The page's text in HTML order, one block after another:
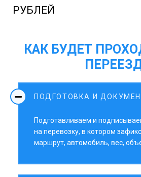
РУБЛЕЙ
КАК БУДЕТ
ПОДГОТОВКА И
Подготавливаем и
на перевозку, в котором
маршрут, автомобиль, вес,